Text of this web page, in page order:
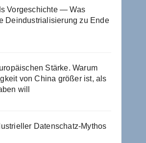
Vorgeschichte — Was
Deindustrialisierung zu Ende
Stärke. Warum
von China größer ist, als
will
Datenschatz-Mythos